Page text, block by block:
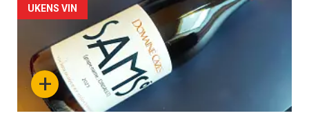
Forsiden
akkurat
nå+
UKENS VIN